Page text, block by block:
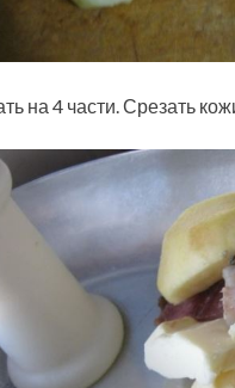
на 4 части. Срезать